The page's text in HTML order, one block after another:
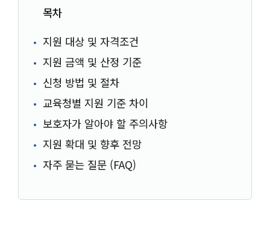
목차
지원 대상 및 자격조건
지원 금액 및 산정 기준
신청 방법 및 절차
교육청별 지원 기준 차이
보호자가 알아야 할 주의사항
지원 확대 및 향후 전망
자주 묻는 질문 (FAQ)